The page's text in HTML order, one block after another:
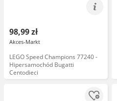
98,99 zł
Akces-Markt
LEGO Speed Champions 77240 -
Hipersamochód Bugatti
Centodieci